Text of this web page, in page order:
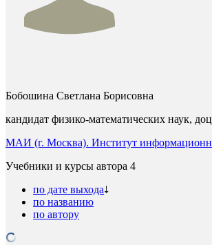
Бобошина Светлана Борисовна
кандидат физико-математических наук,
МАИ (г. Москва). Институт
Учебники и курсы автора 4
по дате выхода
по названию
по автору